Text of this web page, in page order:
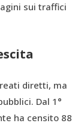
sui traffici
diretti, ma
Dal 1°
ha censito 88